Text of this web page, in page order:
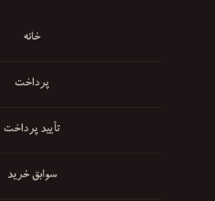
خانه
پرداخت
تأیید پرداخت
سوابق خرید